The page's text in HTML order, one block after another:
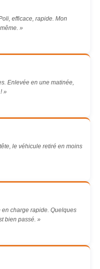
efficace, rapide. Mon
»
Enlevée en une matinée,
»
le véhicule retiré en moins
charge rapide. Quelques
bien passé. »